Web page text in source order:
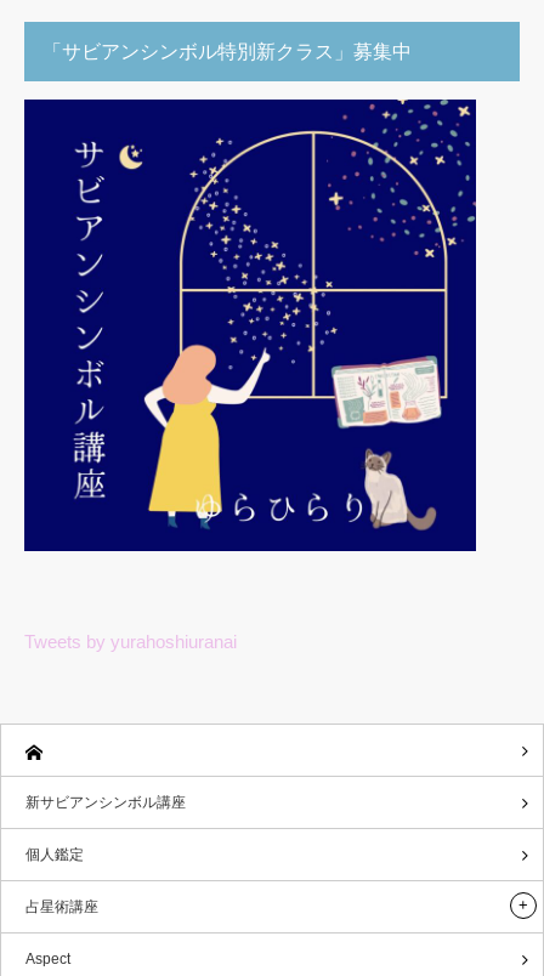
「サビアンシンボル特別新クラス」募集中
Tweets by yurahoshiuranai
新サビアンシンボル講座
個人鑑定
占星術講座
Aspect